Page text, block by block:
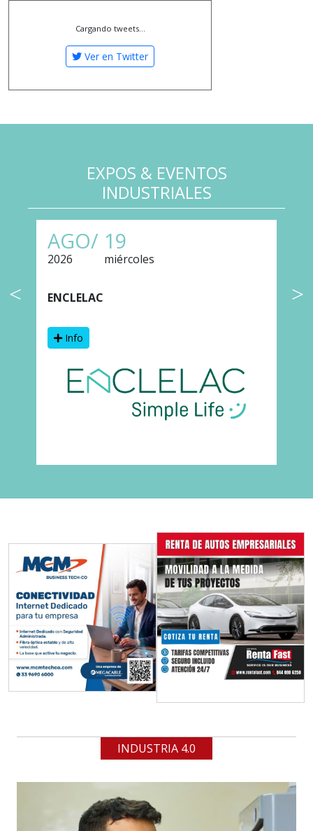
Cargando tweets...
Ver en Twitter
EXPOS & EVENTOS
INDUSTRIALES
AGO/
2026
19
miércoles
ENCLELAC
Info
INDUSTRIA 4.0